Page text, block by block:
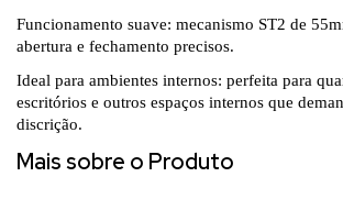
Funcionamento suave: mecanismo ST2 de
abertura e fechamento precisos.
Ideal para ambientes internos: perfeita para
escritórios e outros espaços internos que
discrição.
Mais sobre o Produto